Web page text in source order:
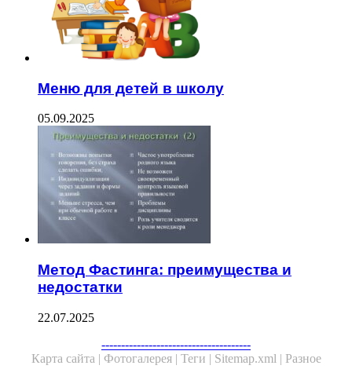
Меню для детей в школу
05.09.2025
Метод Фастинга: преимущества и
недостатки
22.07.2025
--------------------------------------
Карта сайта | Фотогалерея | Теги | Sitemap.xml | Разное